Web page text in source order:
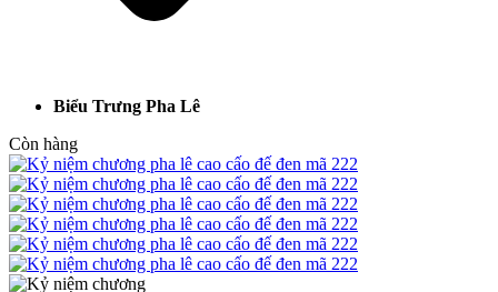
Biểu Trưng Pha Lê
Còn hàng